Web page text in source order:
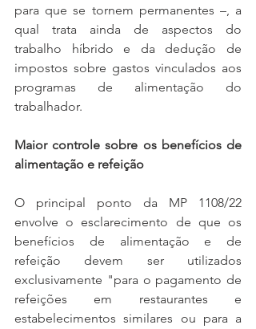
para que se tornem permanentes –, a
qual trata ainda de aspectos do
trabalho híbrido e da dedução de
impostos sobre gastos vinculados aos
programas de alimentação do
trabalhador.
Maior controle sobre os benefícios de
alimentação e refeição
O principal ponto da MP 1108/22
envolve o esclarecimento de que os
benefícios de alimentação e de
refeição devem ser utilizados
exclusivamente "para o pagamento de
refeições em restaurantes e
estabelecimentos similares ou para a